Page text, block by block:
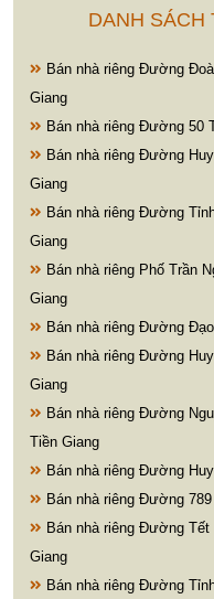
DANH SÁCH
Bán nhà riêng Đường
Giang
Bán nhà riêng Đường 50
Bán nhà riêng Đường
Giang
Bán nhà riêng Đường
Giang
Bán nhà riêng Phố Trần
Giang
Bán nhà riêng Đường
Bán nhà riêng Đường
Giang
Bán nhà riêng Đường
Tiền Giang
Bán nhà riêng Đường
Bán nhà riêng Đường
Bán nhà riêng Đường Tết
Giang
Bán nhà riêng Đường